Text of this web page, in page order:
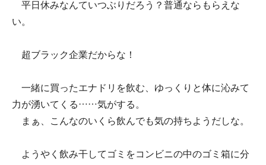
平日休みなんていつぶりだろう？普通ならもらえな
い。
超ブラック企業だからな！
一緒に買ったエナドリを飲む、ゆっくりと体に沁みて
力が湧いてくる……気がする。
まぁ、こんなのいくら飲んでも気の持ちようだしな。
ようやく飲み干してゴミをコンビニの中のゴミ箱に分